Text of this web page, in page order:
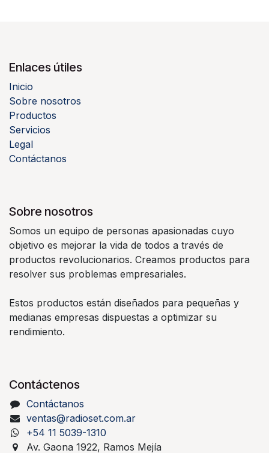
Enlaces útiles
Inicio
Sobre nosotros
Productos
Servicios
Legal
Contáctanos
Sobre nosotros
Somos un equipo de personas apasionadas cuyo
objetivo es mejorar la vida de todos a través de
productos revolucionarios. Creamos productos para
resolver sus problemas empresariales.
Estos productos están diseñados para pequeñas y
medianas empresas dispuestas a optimizar su
rendimiento.
Contáctenos
Contáctanos
ventas@radioset.com.ar
+54 11 5039-1310
Av. Gaona 1922, Ramos Mejía